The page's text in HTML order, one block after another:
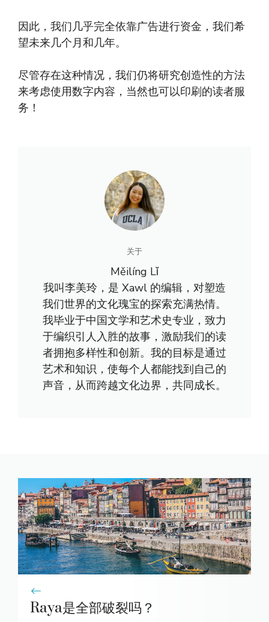
因此，我们几乎完全依靠广告进行资金，我们希
望未来几个月和几年。
尽管存在这种情况，我们仍将研究创造性的方法
来考虑使用数字内容，当然也可以印刷的读者服
务！
关于
Měilíng Lǐ
我叫李美玲，是 Xawl 的编辑，对塑造
我们世界的文化瑰宝的探索充满热情。
我毕业于中国文学和艺术史专业，致力
于编织引人入胜的故事，激励我们的读
者拥抱多样性和创新。我的目标是通过
艺术和知识，使每个人都能找到自己的
声音，从而跨越文化边界，共同成长。
Raya是全部破裂吗？